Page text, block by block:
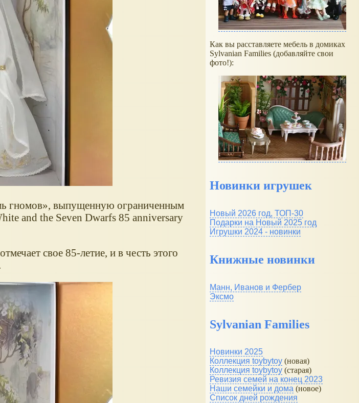
гномов , выпущенную ограниченным
and the Seven Dwarfs 85 anniversary
свое 85-летие, и в честь этого
Как вы расставляете мебель в домиках
Sylvanian Families (добавляйте свои
фото!):
Новинки игрушек
Новый 2026 год, ТОП-30
Подарки на Новый 2025 год
Игрушки 2024 - новинки
Книжные новинки
Манн, Иванов и Фербер
Эксмо
Sylvanian Families
Новинки 2025
Коллекция toybytoy (новая)
Коллекция toybytoy (старая)
Ревизия семей на конец 2023
Наши семейки и дома (новое)
Список дней рождения